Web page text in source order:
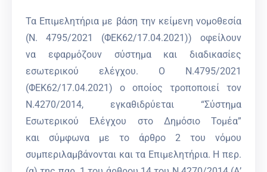
Τα Επιμελητήρια με βάση την κείμενη νομοθεσία
(Ν. 4795/2021 (ΦΕΚ62/17.04.2021)) οφείλουν
να εφαρμόζουν σύστημα και διαδικασίες
εσωτερικού ελέγχου. Ο Ν.4795/2021
(ΦΕΚ62/17.04.2021) ο οποίος τροποποιεί τον
Ν.4270/2014, εγκαθιδρύεται “Σύστημα
Εσωτερικού Ελέγχου στο Δημόσιο Τομέα”
και σύμφωνα με το άρθρο 2 του νόμου
συμπεριλαμβάνονται και τα Επιμελητήρια. Η περ.